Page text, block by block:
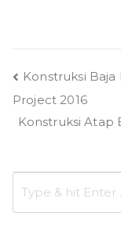
Post
Konstruksi Baja
Project 2016
Konstruksi Atap